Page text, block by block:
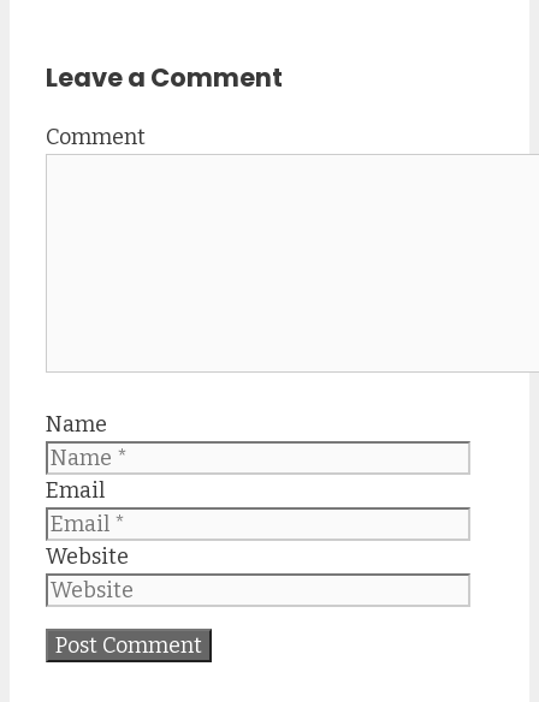
Leave a Comment
Comment
Name
Email
Website